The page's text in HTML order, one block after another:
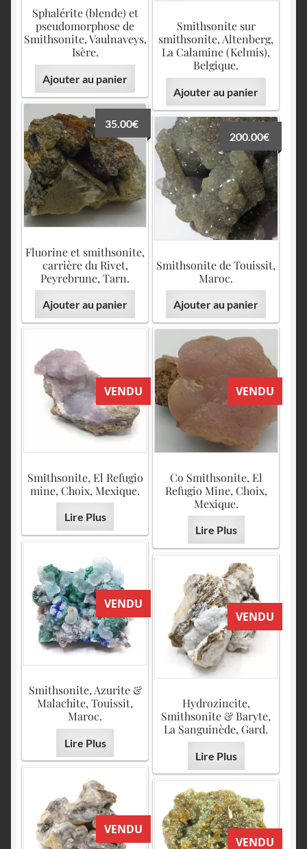
Sphalérite (blende) et
pseudomorphose de
Smithsonite, Vaulnaveys,
Isère.
Ajouter au panier
Smithsonite sur
smithsonite, Altenberg,
La Calamine (Kelmis),
Belgique.
Ajouter au panier
Fluorine et smithsonite,
carrière du Rivet,
Peyrebrune, Tarn.
35.00€
Ajouter au panier
Smithsonite de Touissit,
Maroc.
200.00€
Ajouter au panier
VENDU
Smithsonite, El Refugio
mine, Choix, Mexique.
Lire Plus
VENDU
Co Smithsonite, El
Refugio Mine, Choix,
Mexique.
Lire Plus
VENDU
Smithsonite, Azurite &
Malachite, Touissit,
Maroc.
Lire Plus
VENDU
Hydrozincite,
Smithsonite & Baryte,
La Sanguinède, Gard.
Lire Plus
VENDU
VENDU